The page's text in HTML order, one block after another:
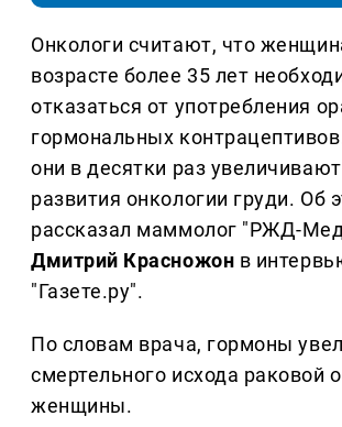
Онкологи считают, что
возрасте более 35 лет
отказаться от употребления
гормональных
они в десятки раз
развития онкологии груди. Об
рассказал маммолог "РЖД-
Дмитрий Красножон в
"Газете.ру".
По словам врача, гормоны
смертельного исхода раковой
женщины.